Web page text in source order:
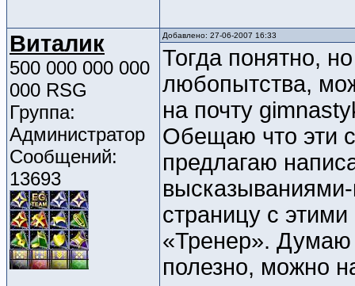
Виталик
500 000 000 000
000 RSG
Группа:
Администратор
Сообщений:
13693
Добавлено: 27-06-2007 16:33
Тогда понятно,
любопытства,
на почту
Обещаю что эти
предлагаю
страницу с
«Тренер». Думаю
полезно, можно